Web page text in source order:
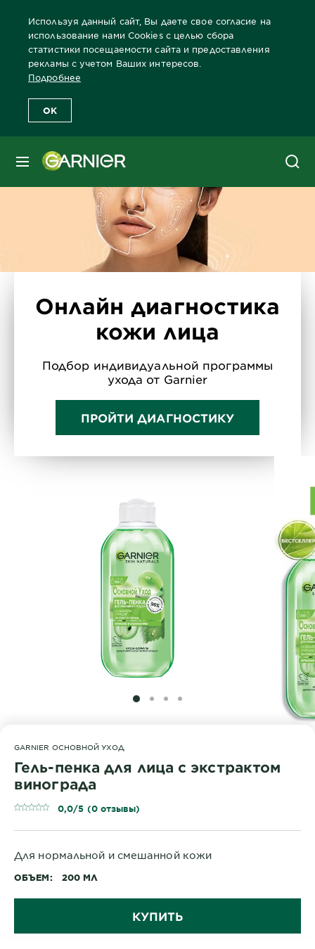
Используя данный сайт, Вы даете свое согласие на
использование нами Cookies с целью сбора
статистики посещаемости сайта и предоставления
рекламы с учетом Ваших интересов.
Подробнее
OK
МЕНЮ
Главная Лицо
Онлайн диагностика
кожи лица
Подбор индивидуальной программы
ухода от Garnier
ПРОЙТИ ДИАГНОСТИКУ
SLIDE 1
SLIDE 2
SLIDE 3
SLIDE 4
GARNIER ОСНОВНОЙ УХОД
Гель-пенка для лица с экстрактом
винограда
0,0/5 (0 отзывы)
Для нормальной и смешанной кожи
ОБЪЕМ 200 МЛ
КУПИТЬ